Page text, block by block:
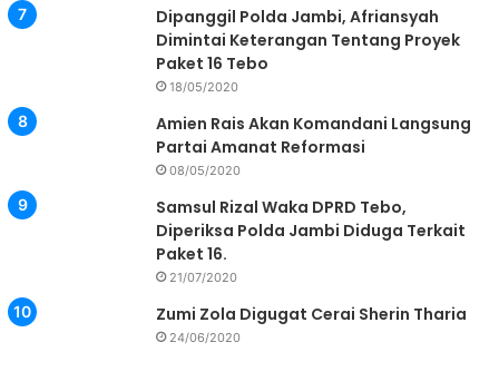
Dipanggil Polda Jambi, Afriansyah
Dimintai Keterangan Tentang Proyek
Paket 16 Tebo
18/05/2020
Amien Rais Akan Komandani Langsung
Partai Amanat Reformasi
08/05/2020
Samsul Rizal Waka DPRD Tebo,
Diperiksa Polda Jambi Diduga Terkait
Paket 16.
21/07/2020
Zumi Zola Digugat Cerai Sherin Tharia
24/06/2020